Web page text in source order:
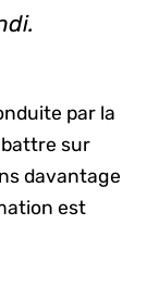
par la
sur
davantage
est